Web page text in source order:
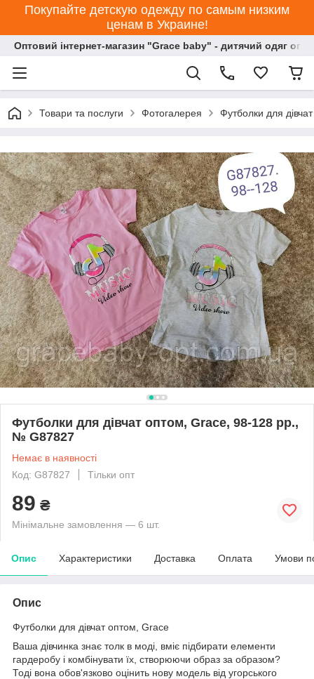
Покупайте детскую одежду по самым низким
ценам в Украине!
Оптовий інтернет-магазин "Grace baby" - дитячий одяг
Товари та послуги Фотогалерея Футболки для
Футболки для дівчат оптом, Grace, 98-128 рр.,
№ G87827
Немає в наявності
Код: G87827
Тільки опт
89 ₴
Мінімальне замовлення — 6 шт.
Опис Характеристики Доставка Оплата Умови
Опис
Футболки для дівчат оптом, Grace
Ваша дівчинка знає толк в моді, вміє підбирати елементи
гардеробу і комбінувати їх, створюючи образ за образом?
Тоді вона обов'язково оцінить нову модель від угорського